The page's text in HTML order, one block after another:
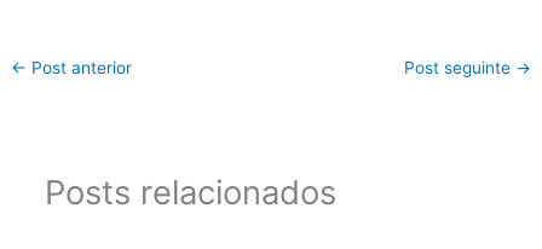
← Post anterior Post seguinte →
Posts relacionados